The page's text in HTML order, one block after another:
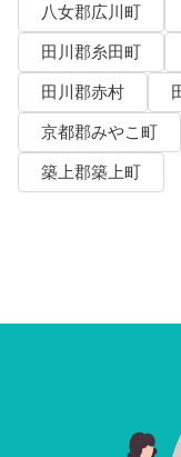
八女郡広川町
田川郡糸田町
田川郡赤村
京都郡みやこ町
築上郡築上町